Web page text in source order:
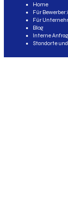
Home
Für
Für
Blog
Interne
Standorte